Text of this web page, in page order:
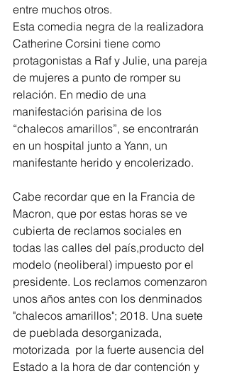
entre muchos otros.
Esta comedia negra de la realizadora
Catherine Corsini tiene como
protagonistas a Raf y Julie, una pareja
de mujeres a punto de romper su
relación. En medio de una
manifestación parisina de los
“chalecos amarillos”, se encontrarán
en un hospital junto a Yann, un
manifestante herido y encolerizado.
Cabe recordar que en la Francia de
Macron, que por estas horas se ve
cubierta de reclamos sociales en
todas las calles del país,producto del
modelo (neoliberal) impuesto por el
presidente. Los reclamos comenzaron
unos años antes con los denminados
"chalecos amarillos"; 2018. Una suete
de pueblada desorganizada,
motorizada  por la fuerte ausencia del
Estado a la hora de dar contención y